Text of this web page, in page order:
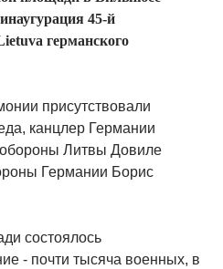
45-й
германского
присутствовали
канцлер Германии
Литвы Довиле
Германии Борис
состоялось
- почти тысяча военных, в